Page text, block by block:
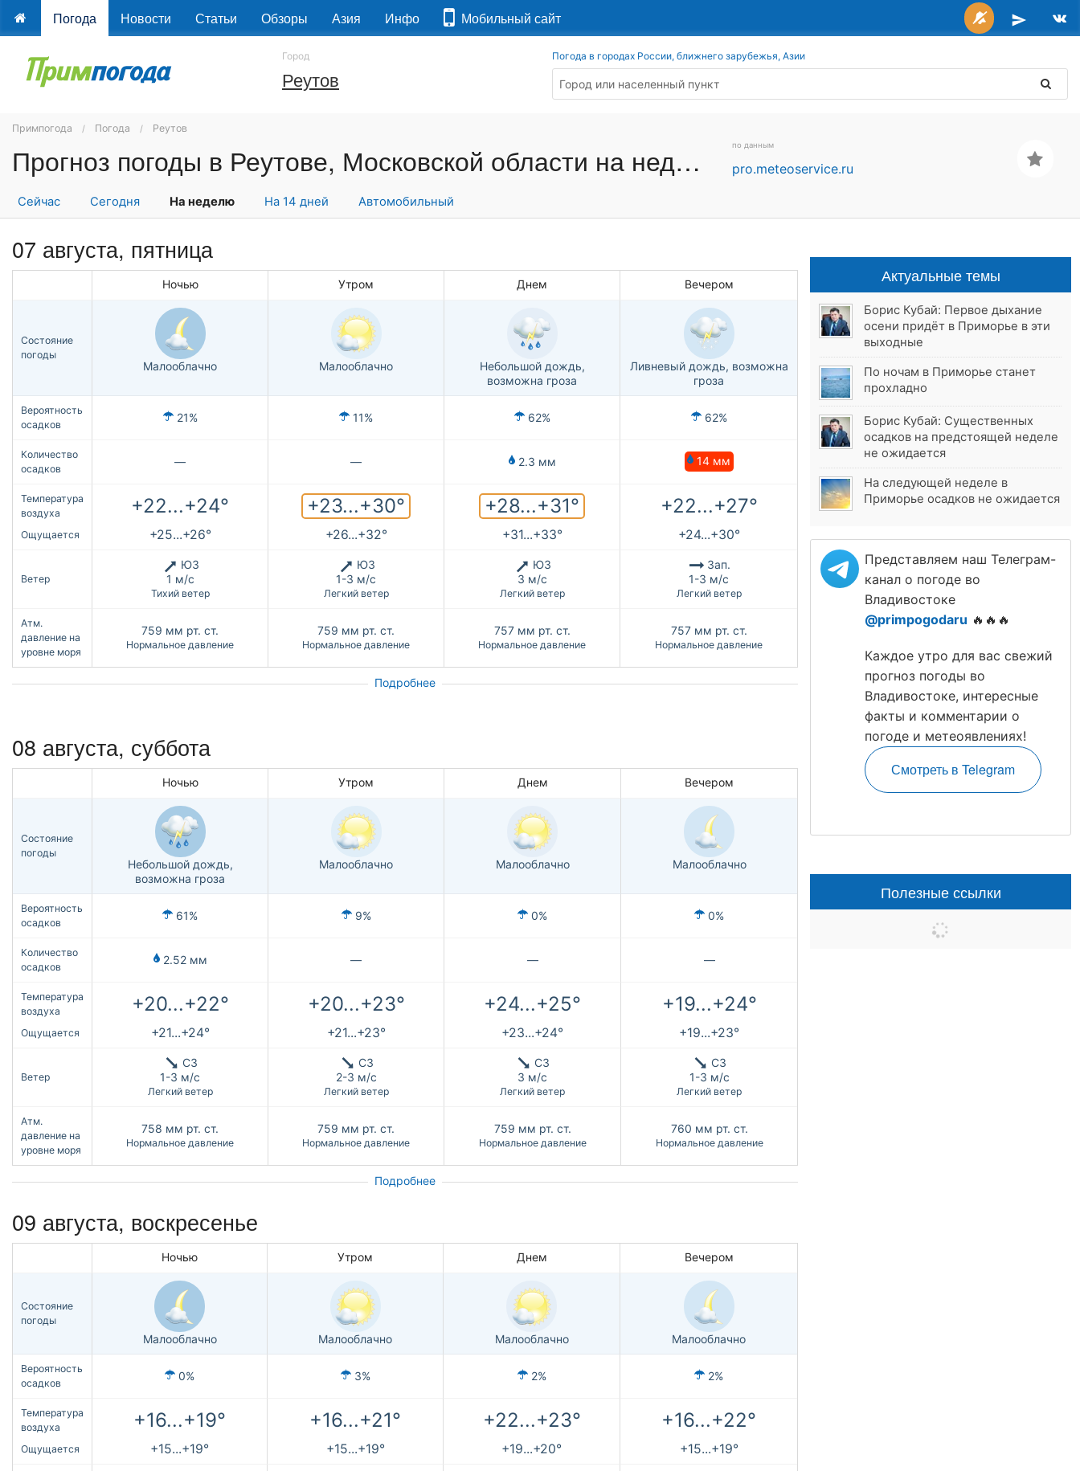
Погода Новости Статьи Обзоры Азия Инфо Мобильный сайт
Город
Реутов
Погода в городах России, ближнего зарубежья, Азии
Примпогода Погода Реутов
Прогноз погоды в Реутове, Московской области на неделю по данным
pro.meteoservice.ru
Сейчас Сегодня На неделю На 14 дней Автомобильный
07 августа, пятница
Ночью Утром Днем Вечером
Состояние
погоды
Малооблачно Малооблачно
Небольшой дождь,
возможна гроза
Ливневый дождь, возможна
гроза
Вероятность
осадков
21% 11% 62% 62%
Количество
осадков
— — 2.3 мм 14 мм
Температура
воздуха
+22...+24° +23...+30° +28...+31° +22...+27°
Ощущается +25...+26° +26...+32° +31...+33° +24...+30°
Ветер
ЮЗ
1 м/с
Тихий ветер
ЮЗ
1-3 м/с
Легкий ветер
ЮЗ
3 м/с
Легкий ветер
Зап.
1-3 м/с
Легкий ветер
Атм.
давление на
уровне моря
759 мм рт. ст.
Нормальное давление
759 мм рт. ст.
Нормальное давление
757 мм рт. ст.
Нормальное давление
757 мм рт. ст.
Нормальное давление
Подробнее
08 августа, суббота
Ночью Утром Днем Вечером
Состояние
погоды
Небольшой дождь,
возможна гроза
Малооблачно Малооблачно Малооблачно
Вероятность
осадков
61% 9% 0% 0%
Количество
осадков
2.52 мм — — —
Температура
воздуха
+20...+22° +20...+23° +24...+25° +19...+24°
Ощущается +21...+24° +21...+23° +23...+24° +19...+23°
Ветер
СЗ
1-3 м/с
Легкий ветер
СЗ
2-3 м/с
Легкий ветер
СЗ
3 м/с
Легкий ветер
СЗ
1-3 м/с
Легкий ветер
Атм.
давление на
уровне моря
758 мм рт. ст.
Нормальное давление
759 мм рт. ст.
Нормальное давление
759 мм рт. ст.
Нормальное давление
760 мм рт. ст.
Нормальное давление
Подробнее
09 августа, воскресенье
Ночью Утром Днем Вечером
Состояние
погоды
Малооблачно Малооблачно Малооблачно Малооблачно
Вероятность
осадков
0% 3% 2% 2%
Температура
воздуха
+16...+19° +16...+21° +22...+23° +16...+22°
Ощущается +15...+19° +15...+19° +19...+20° +15...+19°
Актуальные темы
Борис Кубай: Первое дыхание
осени придёт в Приморье в эти
выходные
По ночам в Приморье станет
прохладно
Борис Кубай: Существенных
осадков на предстоящей неделе
не ожидается
На следующей неделе в
Приморье осадков не ожидается
Представляем наш Телеграм-
канал о погоде во
Владивостоке
@primpogodaru 🔥🔥🔥
Каждое утро для вас свежий
прогноз погоды во
Владивостоке, интересные
факты и комментарии о
погоде и метеоявлениях!
Смотреть в Telegram
Полезные ссылки